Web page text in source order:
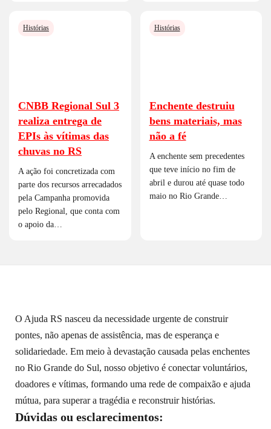
Histórias
CNBB Regional Sul 3
realiza entrega de
EPIs às vítimas das
chuvas no RS
A ação foi concretizada com
parte dos recursos arrecadados
pela Campanha promovida
pelo Regional, que conta com
o apoio da…
Histórias
Enchente destruiu
bens materiais, mas
não a fé
A enchente sem precedentes
que teve início no fim de
abril e durou até quase todo
maio no Rio Grande…
O Ajuda RS nasceu da necessidade urgente de construir
pontes, não apenas de assistência, mas de esperança e
solidariedade. Em meio à devastação causada pelas enchentes
no Rio Grande do Sul, nosso objetivo é conectar voluntários,
doadores e vítimas, formando uma rede de compaixão e ajuda
mútua, para superar a tragédia e reconstruir histórias.
Dúvidas ou esclarecimentos: